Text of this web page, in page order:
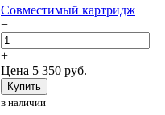
Совместимый картридж
−
+
Цена 5 350 руб.
Купить
в наличии